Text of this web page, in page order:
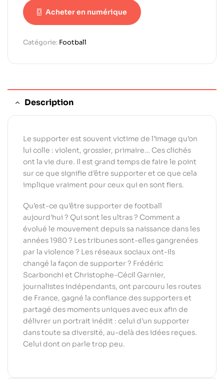
Acheter en numérique
Catégorie: Football
Description
Le supporter est souvent victime de l’image qu’on
lui colle : violent, grossier, primaire… Ces clichés
ont la vie dure. Il est grand temps de faire le point
sur ce que signifie d’être supporter et ce que cela
implique vraiment pour ceux qui en sont fiers.
Qu’est-ce qu’être supporter de football
aujourd’hui ? Qui sont les ultras ? Comment a
évolué le mouvement depuis sa naissance dans les
années 1980 ? Les tribunes sont-elles gangrenées
par la violence ? Les réseaux sociaux ont-ils
changé la façon de supporter ? Frédéric
Scarbonchi et Christophe-Cécil Garnier,
journalistes indépendants, ont parcouru les routes
de France, gagné la confiance des supporters et
partagé des moments uniques avec eux afin de
délivrer un portrait inédit : celui d’un supporter
dans toute sa diversité, au-delà des idées reçues.
Celui dont on parle trop peu.